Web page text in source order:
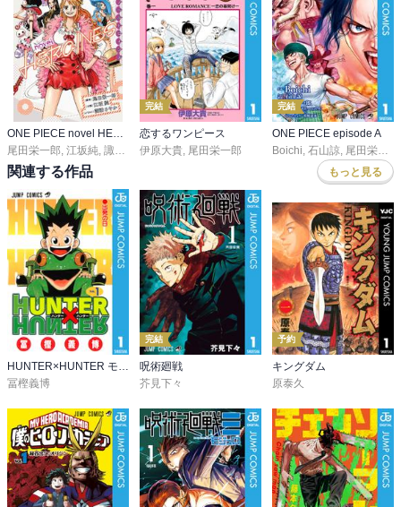
尾田栄一郎 江坂純 諏訪さやか
完結
恋するワンピース
伊原大貴 尾田栄一郎
完結
ONE PIECE episode A
Boichi 石山諒 尾田栄一郎
関連する作品 もっと見る
HUNTER×HUNTER モノクロ版
冨樫義博
完結
呪術廻戦
芥見下々
予約
キングダム
原泰久